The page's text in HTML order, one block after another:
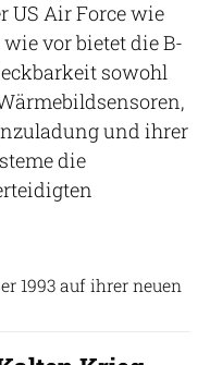
US Air Force wie
vor bietet die B-
sowohl
und ihrer
die
1993 auf ihrer neuen